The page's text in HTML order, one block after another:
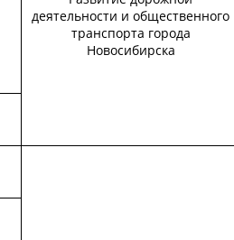
деятельности и общественного
транспорта города
Новосибирска